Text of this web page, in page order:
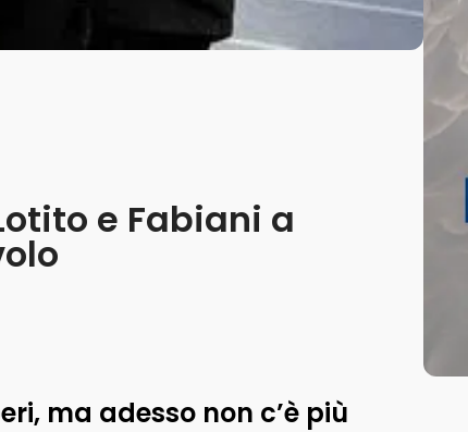
e Fabiani a
ma adesso non c’è più